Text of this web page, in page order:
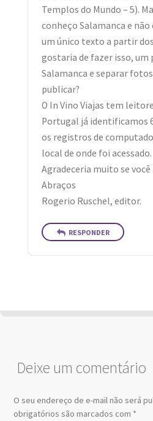
Templos do Mundo – 5).
conheço Salamanca e
um único texto a partir
gostaria de fazer isso, um
Salamanca e separar
publicar?
O In Vino Viajas tem
Portugal já identificamos
os registros de
local de onde foi acessado.
Agradeceria muito se você
Abraços
Rogerio Ruschel, editor.
RESPONDER
Deixe um comentário
O seu endereço de e-mail não será
obrigatórios são marcados com *